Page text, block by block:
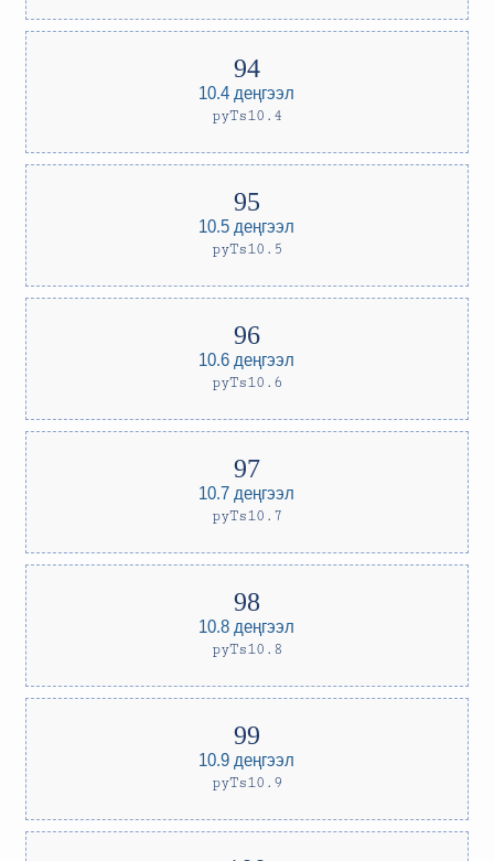
10.4 деңгээл
pyTs10.4
10.5 деңгээл
pyTs10.5
10.6 деңгээл
pyTs10.6
10.7 деңгээл
pyTs10.7
10.8 деңгээл
pyTs10.8
10.9 деңгээл
pyTs10.9